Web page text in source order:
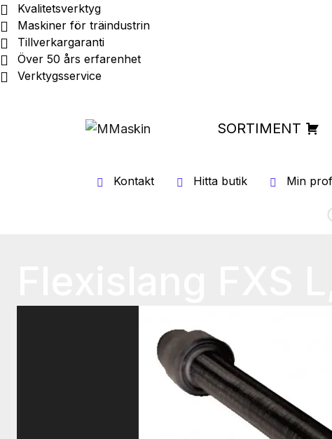
Kvalitetsverktyg
Maskiner för träindustrin
Tillverkargaranti
Över 50 års erfarenhet
Verktygsservice
SORTIMENT
Kontakt Hitta butik Min